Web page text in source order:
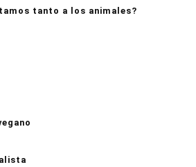
tanto a los animales?